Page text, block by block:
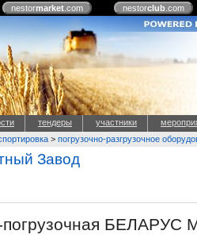
nestormarket.com nestorclub.com
тендеры участники
> погрузочно-разгрузочное
Завод
БЕЛАРУС